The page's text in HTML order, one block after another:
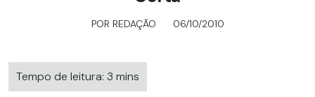
POR REDAÇÃO 06/10/2010
Tempo de leitura: 3 mins